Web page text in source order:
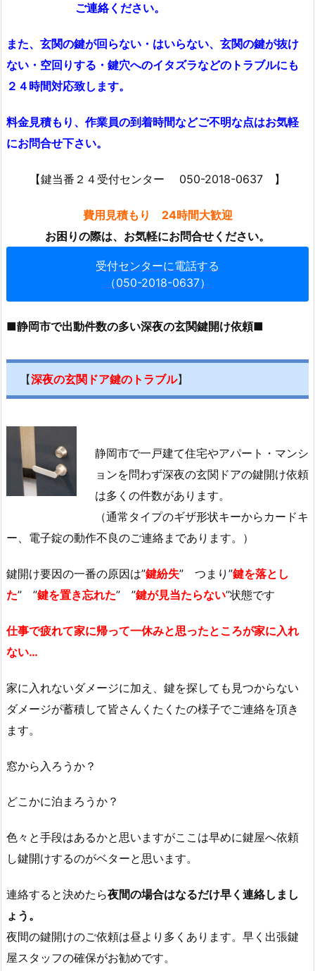
開
け・
解
1.
2.
岡
ア
リ
ン
ー
と
錠
交
換
引
引
違
の
リ
ン
錠
部
の
交
1.
2.
き
ご連絡ください。
また、玄関の鍵が回らない・はいらない、玄関の鍵が抜け
ない・空回りする・鍵穴へのイタズラなどのトラブルにも
２４時間対応致します。
料金見積もり、作業員の到着時間などご不明な点はお気軽
にお問合せ下さい。
【鍵当番２４受付センター 050-2018-0637 】
費用見積もり 24時間大歓迎
お困りの際は、お気軽にお問合せください。
受付センターに電話する
（050-2018-0637）
■静岡市で出動件数の多い深夜の玄関鍵開け依頼■
【深夜の玄関ドア鍵のトラブル】
静岡市で一戸建て住宅やアパート・マンシ
ョンを問わず深夜の玄関ドアの鍵開け依頼
は多くの件数があります。
（通常タイプのギザ形状キーからカードキ
ー、電子錠の動作不良のご連絡まであります。）
鍵開け要因の一番の原因は”鍵紛失” つまり”鍵を落とし
た” ”鍵を置き忘れた” ”鍵が見当たらない”状態です
仕事で疲れて家に帰って一休みと思ったところが家に入れ
ない…
家に入れないダメージに加え、鍵を探しても見つからない
ダメージが蓄積して皆さんくたくたの様子でご連絡を頂き
ます。
窓から入ろうか？
どこかに泊まろうか？
色々と手段はあるかと思いますがここは早めに鍵屋へ依頼
し鍵開けするのがベターと思います。
連絡すると決めたら夜間の場合はなるだけ早く連絡しまし
ょう。
夜間の鍵開けのご依頼は昼より多くあります。早く出張鍵
屋スタッフの確保がお勧めです。